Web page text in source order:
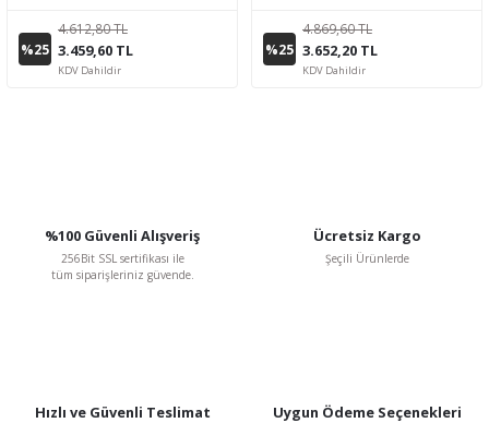
%25
4.612,80 TL
3.459,60 TL
KDV Dahildir
%25
4.869,60 TL
3.652,20 TL
KDV Dahildir
%100 Güvenli Alışveriş
256Bit SSL sertifikası ile
tüm siparişleriniz güvende.
Ücretsiz Kargo
Şeçili Ürünlerde
Hızlı ve Güvenli Teslimat Uygun Ödeme Seçenekleri